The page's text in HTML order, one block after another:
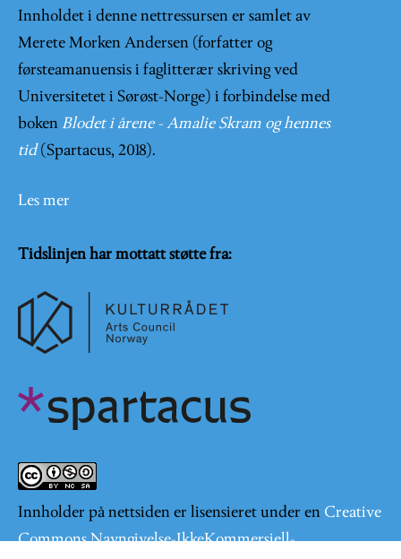
Innholdet i denne nettressursen er samlet av
Merete Morken Andersen (forfatter og
førsteamanuensis i faglitterær skriving ved
Universitetet i Sørøst-Norge) i forbindelse med
boken Blodet i årene - Amalie Skram og hennes
tid (Spartacus, 2018).
Les mer
Tidslinjen har mottatt støtte fra:
Innholder på nettsiden er lisensieret under en Creative
Commons Navngivelse-IkkeKommersiell-